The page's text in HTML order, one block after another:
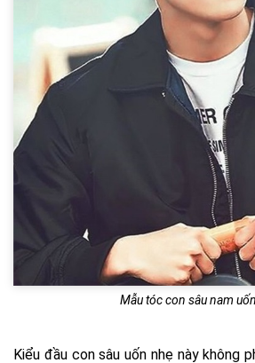
Mẫu tóc con sâu nam
Kiểu đầu con sâu uốn nhẹ này không